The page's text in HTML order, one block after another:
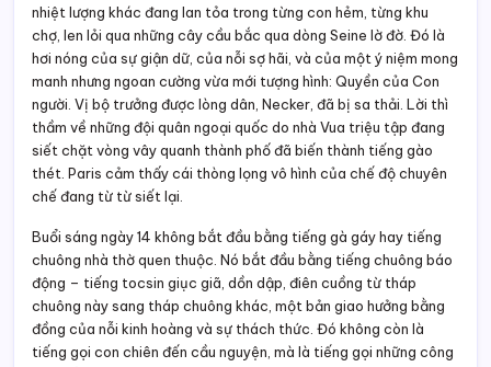
nhiệt lượng khác đang lan tỏa trong từng con hẻm, từng khu
chợ, len lỏi qua những cây cầu bắc qua dòng Seine lờ đờ. Đó là
hơi nóng của sự giận dữ, của nỗi sợ hãi, và của một ý niệm mong
manh nhưng ngoan cường vừa mới tượng hình: Quyền của Con
người. Vị bộ trưởng được lòng dân, Necker, đã bị sa thải. Lời thì
thầm về những đội quân ngoại quốc do nhà Vua triệu tập đang
siết chặt vòng vây quanh thành phố đã biến thành tiếng gào
thét. Paris cảm thấy cái thòng lọng vô hình của chế độ chuyên
chế đang từ từ siết lại.
Buổi sáng ngày 14 không bắt đầu bằng tiếng gà gáy hay tiếng
chuông nhà thờ quen thuộc. Nó bắt đầu bằng tiếng chuông báo
động – tiếng tocsin giục giã, dồn dập, điên cuồng từ tháp
chuông này sang tháp chuông khác, một bản giao hưởng bằng
đồng của nỗi kinh hoàng và sự thách thức. Đó không còn là
tiếng gọi con chiên đến cầu nguyện, mà là tiếng gọi những công